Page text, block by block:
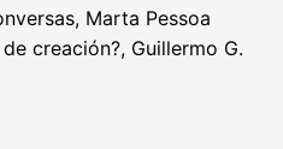
Marta Pessoa
creación?, Guillermo G.